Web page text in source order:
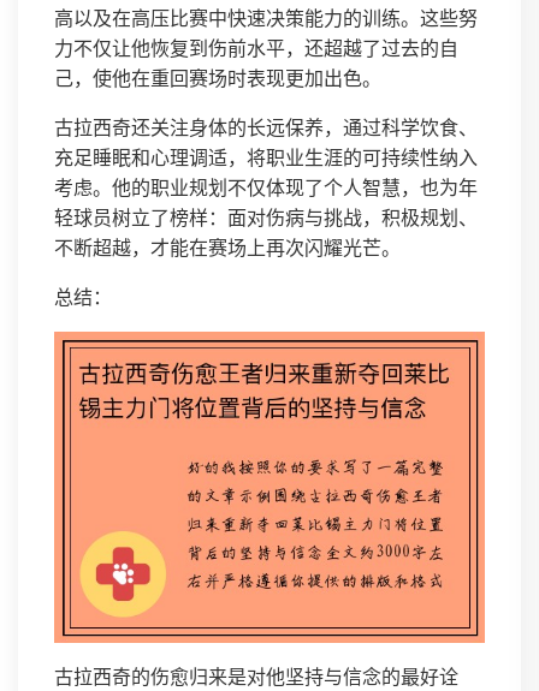
高以及在高压比赛中快速决策能力的训练。这些努
力不仅让他恢复到伤前水平，还超越了过去的自
己，使他在重回赛场时表现更加出色。
古拉西奇还关注身体的长远保养，通过科学饮食、
充足睡眠和心理调适，将职业生涯的可持续性纳入
考虑。他的职业规划不仅体现了个人智慧，也为年
轻球员树立了榜样：面对伤病与挑战，积极规划、
不断超越，才能在赛场上再次闪耀光芒。
总结：
古拉西奇的伤愈归来是对他坚持与信念的最好诠